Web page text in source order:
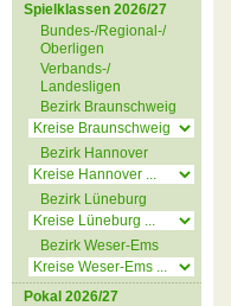
Spielklassen 2026/27
Bundes-/Regional-/
Oberligen
Verbands-/
Landesligen
Bezirk Braunschweig
Bezirk Hannover
Bezirk Lüneburg
Bezirk Weser-Ems
Pokal 2026/27